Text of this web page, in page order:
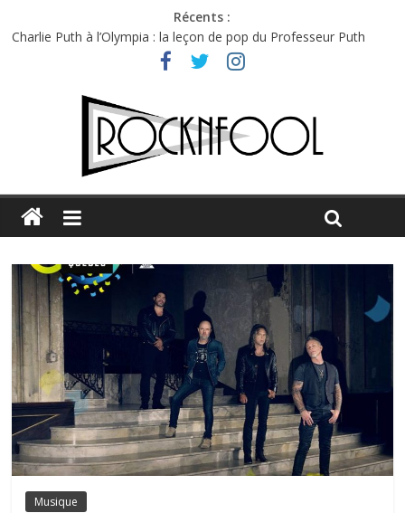
Récents :
Charlie Puth à l’Olympia : la leçon de pop du Professeur Puth
Festival Triptyque : un nouveau festival de musique indépendant
Hellfest 2026 vendredi : température et émotions en hausse
Hellfest 2026 jeudi : impossible de choisir entre chaleur et bonne
Première édition du Midgard Festival : entre bière, métal et
Musique